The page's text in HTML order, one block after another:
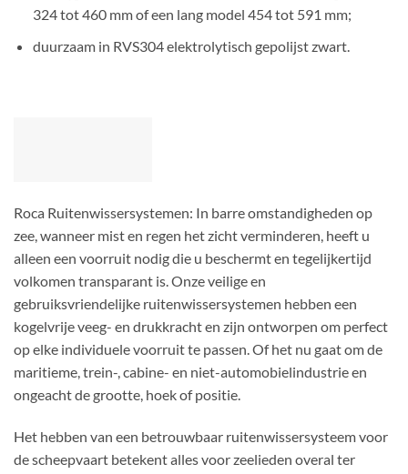
324 tot 460 mm of een lang model 454 tot 591 mm;
duurzaam in RVS304 elektrolytisch gepolijst zwart.
Roca Ruitenwissersystemen: In barre omstandigheden op
zee, wanneer mist en regen het zicht verminderen, heeft u
alleen een voorruit nodig die u beschermt en tegelijkertijd
volkomen transparant is. Onze veilige en
gebruiksvriendelijke ruitenwissersystemen hebben een
kogelvrije veeg- en drukkracht en zijn ontworpen om perfect
op elke individuele voorruit te passen. Of het nu gaat om de
maritieme, trein-, cabine- en niet-automobielindustrie en
ongeacht de grootte, hoek of positie.
Het hebben van een betrouwbaar ruitenwissersysteem voor
de scheepvaart betekent alles voor zeelieden overal ter